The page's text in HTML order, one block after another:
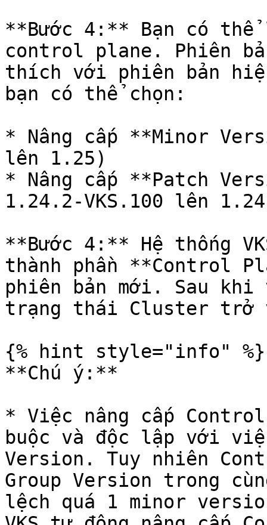
**Bước 4:** Bạn có thể
control plane. Phiên
thích với phiên bản
bạn có thể chọn:
* Nâng cấp **Minor
lên 1.25)
* Nâng cấp **Patch
1.24.2-VKS.100 lên
**Bước 4:** Hệ thống
thành phần **Control
phiên bản mới. Sau
trạng thái Cluster trở
{% hint style="info" %}
**Chú ý:**
* Việc nâng cấp
buộc và độc lập với
Version. Tuy nhiên
Group Version trong
lệch quá 1 minor